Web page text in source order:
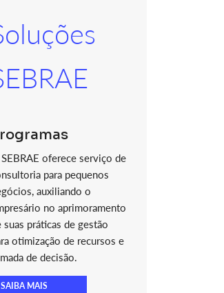
oferece serviço de
para pequenos
auxiliando o
no aprimoramento
suas práticas de gestão
otimização de recursos e
de decisão.
SAIBA MAIS